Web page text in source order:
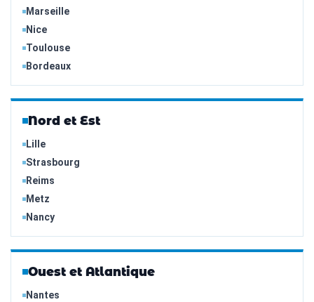
Marseille
Nice
Toulouse
Bordeaux
Nord et Est
Lille
Strasbourg
Reims
Metz
Nancy
Ouest et Atlantique
Nantes